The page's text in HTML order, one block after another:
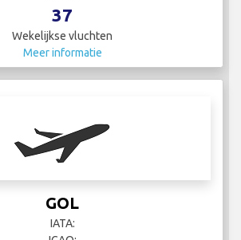
37
Wekelijkse vluchten
Meer informatie
GOL
IATA: